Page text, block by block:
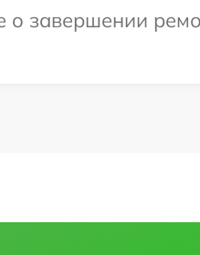
завершении